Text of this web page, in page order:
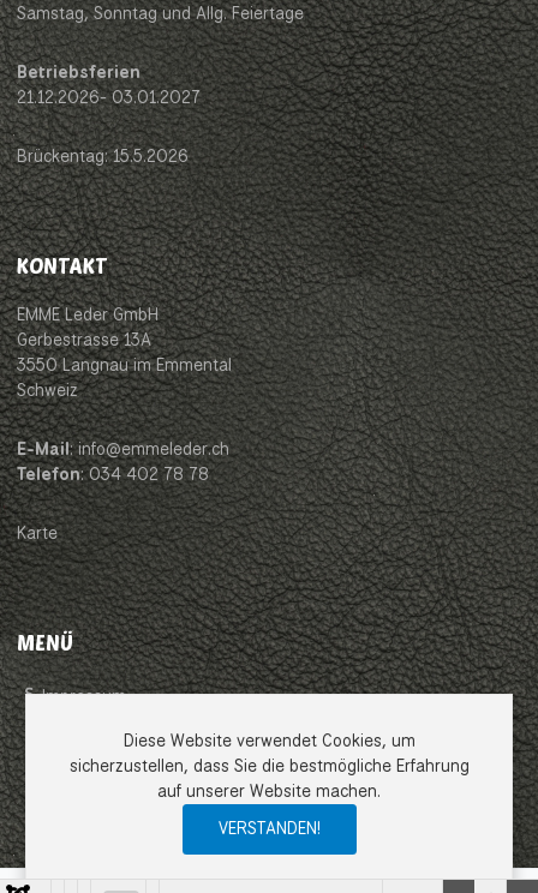
Samstag, Sonntag und Allg. Feiertage
Betriebsferien
21.12.2026- 03.01.2027
Brückentag: 15.5.2026
KONTAKT
EMME Leder GmbH
Gerbestrasse 13A
3550 Langnau im Emmental
Schweiz
E-Mail: info@emmeleder.ch
Telefon: 034 402 78 78
Karte
MENÜ
Impressum
Datenschutzerklärung
Diese Website verwendet Cookies, um
sicherzustellen, dass Sie die bestmögliche Erfahrung
auf unserer Website machen.
VERSTANDEN!